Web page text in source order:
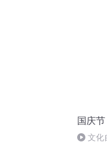
国庆节
文化